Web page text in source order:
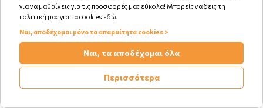
Hydrovit Mild Softsoap
για να μαθαίνεις για τις προσφορές μας εύκολα! Μπορείς να δεις τη
πολιτική μας για τα cookies εδώ.
Ναι, αποδέχομαι μόνο τα απαραίτητα cookies >
Ναι, τα αποδέχομαι όλα
Περισσότερα